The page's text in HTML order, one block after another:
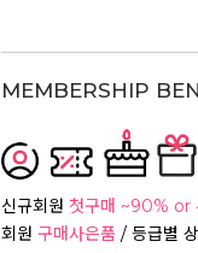
MEMBERSHIP
신규회원 첫구매 ~90% or
회원 구매사은품 / 등급별